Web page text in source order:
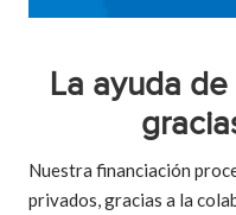
La ayuda
Nuestra financiación
privados, gracias a la